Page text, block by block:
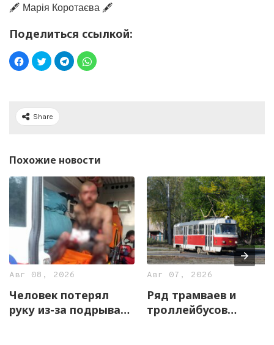
🖋️ Марія Коротаєва 🖋️
Поделиться ссылкой:
Share
Похожие новости
Авг 08, 2026
Человек потерял
руку из-за подрыва
Авг 07, 2026
Ряд трамваев и
троллейбусов